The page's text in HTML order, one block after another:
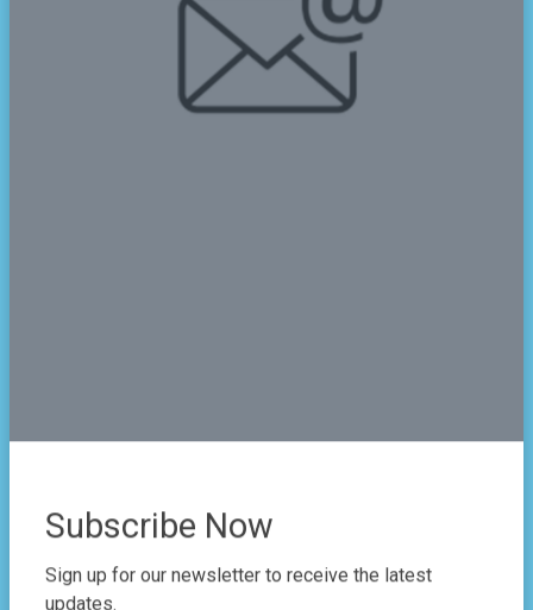
Berapa biaya masuk dan SPP bulanan?
Apakah ada program Tahfidz Al-Quran?
Kehidupan di Asrama
Subscribe Now
Sign up for our newsletter to receive the latest